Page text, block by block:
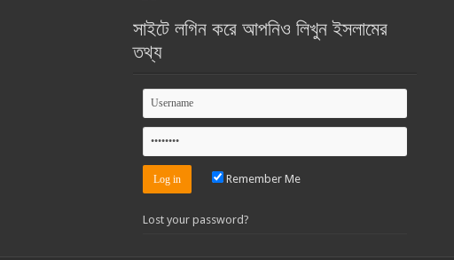
সাইটে লগিন করে আপনিও লিখুন ইসলামের
তথ্য
Remember Me
Lost your password?